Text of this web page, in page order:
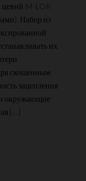
M-LOK
Набор из
их
скошенным
зацепления
окружающие
[…]